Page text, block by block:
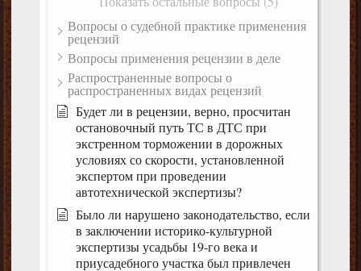
Вопросы о судебной практике применения
рецензий
Вопросы применения рецензии в деле
Распространенные вопросы о
распространенных видах рецензий
Будет ли в рецензии, верно, просчитан
остановочный путь ТС в ДТС при
экстренном торможении в дорожных
условиях со скорости, установленной
экспертом при проведении
автотехнической экспертизы?
Было ли нарушено законодательство, если
в заключении историко-культурной
экспертизы усадьбы 19-го века и
приусадебного участка был привлечен